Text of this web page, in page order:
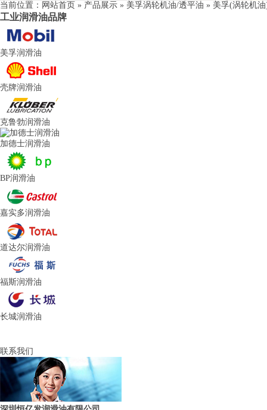
当前位置： 网站首页 » 产品展示 » 美孚涡轮机油/透平油 » 美孚(涡轮机
工业润滑油品牌
美孚润滑油
壳牌润滑油
克鲁勃润滑油
加德士润滑油
BP润滑油
嘉实多润滑油
道达尔润滑油
福斯润滑油
长城润滑油
联系我们